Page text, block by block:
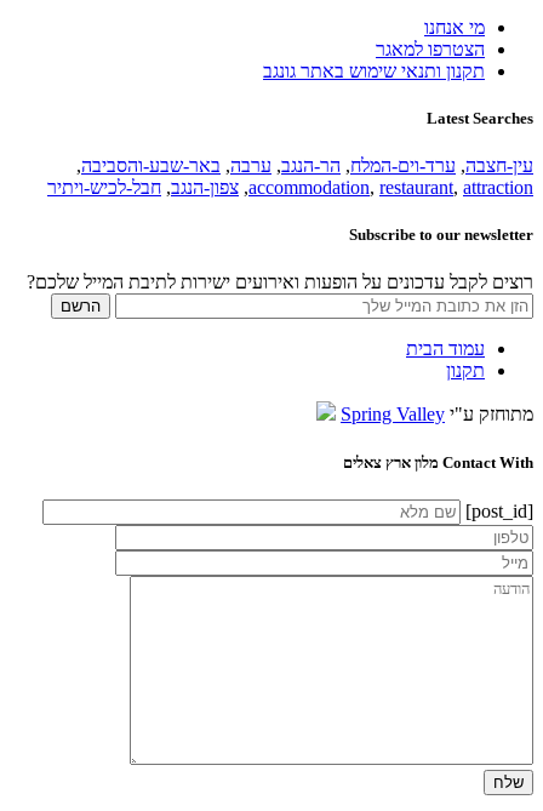
מי אנחנו
הצטרפו למאגר
תקנון ותנאי שימוש באתר גונגב
Latest Searches
עין-חצבה, ערד-וים-המלח, הר-הנגב, ערבה, באר-שבע-והסביבה,
accommodation, restaurant, attraction
, צפון-הנגב, חבל-לכיש-ויתיר
Subscribe to our newsletter
רוצים לקבל עדכונים על הופעות ואירועים ישירות לתיבת המייל שלכם?
עמוד הבית
תקנון
מתוחזק ע"י Spring Valley
Contact With מלון ארץ צאלים
[post_id]